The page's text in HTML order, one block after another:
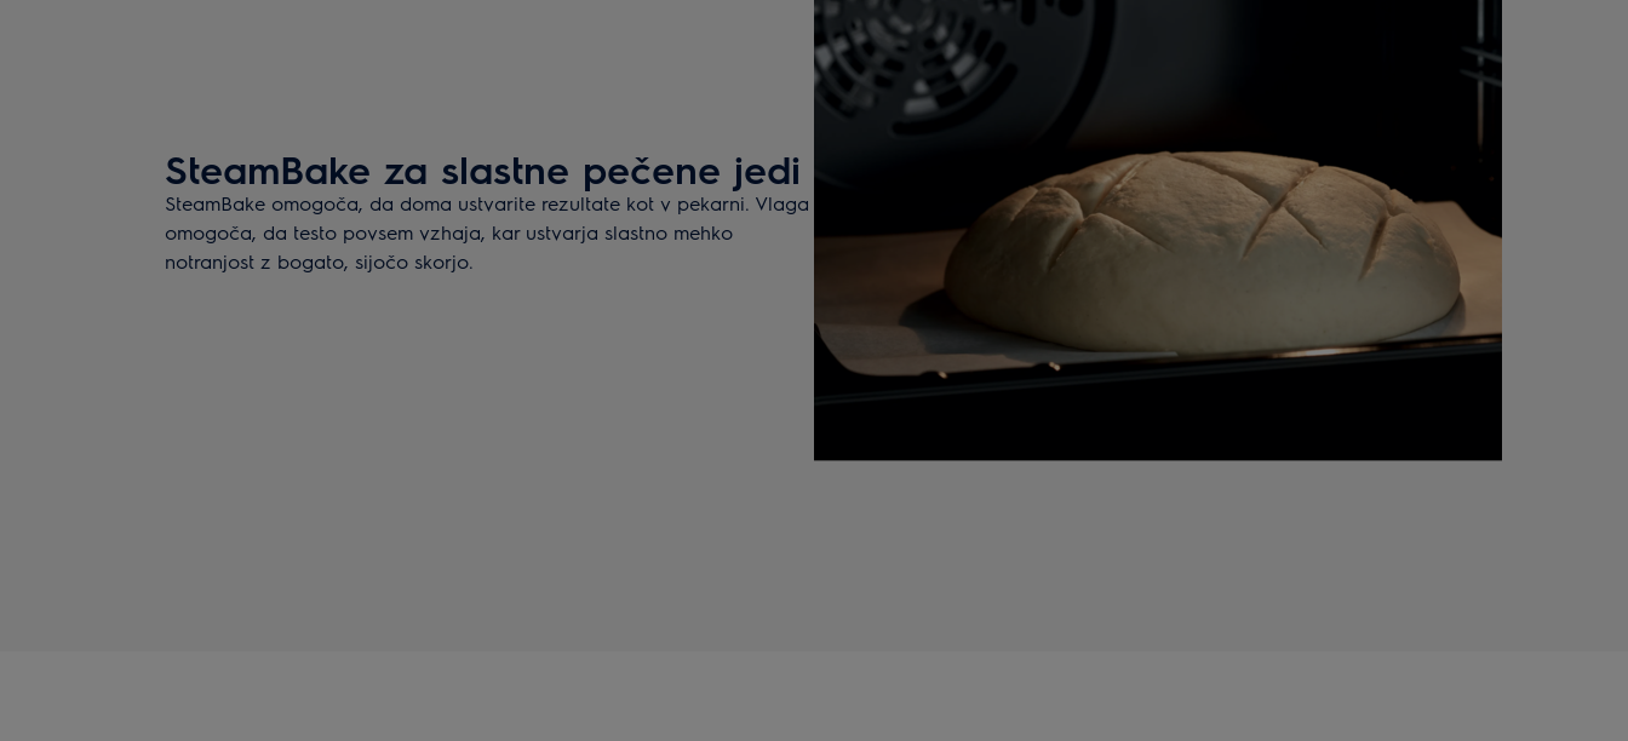
SteamBake za slastne pečene jedi
SteamBake omogoča, da doma ustvarite rezultate kot v pekarni. Vlaga
omogoča, da testo povsem vzhaja, kar ustvarja slastno mehko
notranjost z bogato, sijočo skorjo.